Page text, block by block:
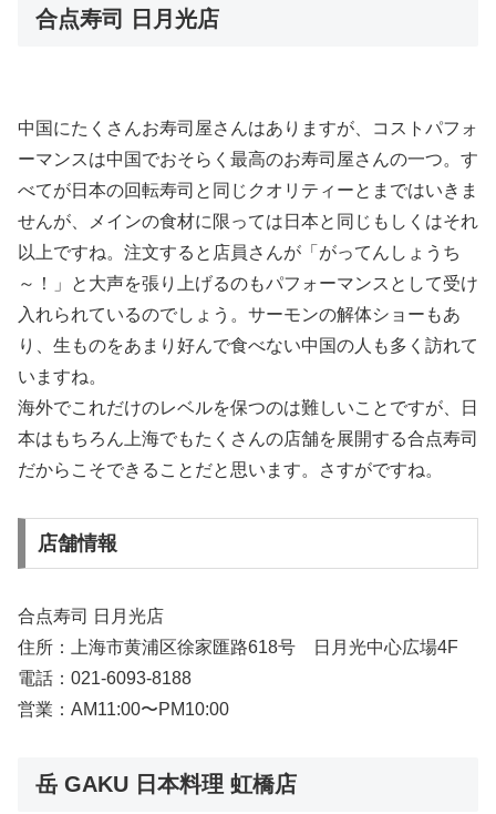
合点寿司 日月光店
中国にたくさんお寿司屋さんはありますが、コストパフォ
ーマンスは中国でおそらく最高のお寿司屋さんの一つ。す
べてが日本の回転寿司と同じクオリティーとまではいきま
せんが、メインの食材に限っては日本と同じもしくはそれ
以上ですね。注文すると店員さんが「がってんしょうち
～！」と大声を張り上げるのもパフォーマンスとして受け
入れられているのでしょう。サーモンの解体ショーもあ
り、生ものをあまり好んで食べない中国の人も多く訪れて
いますね。
海外でこれだけのレベルを保つのは難しいことですが、日
本はもちろん上海でもたくさんの店舗を展開する合点寿司
だからこそできることだと思います。さすがですね。
店舗情報
合点寿司 日月光店
住所：上海市黄浦区徐家匯路618号 日月光中心広場4F
電話：021-6093-8188
営業：AM11:00〜PM10:00
岳 GAKU 日本料理 虹橋店